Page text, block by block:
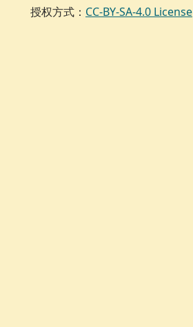
授权方式： CC-BY-SA-4.0 License